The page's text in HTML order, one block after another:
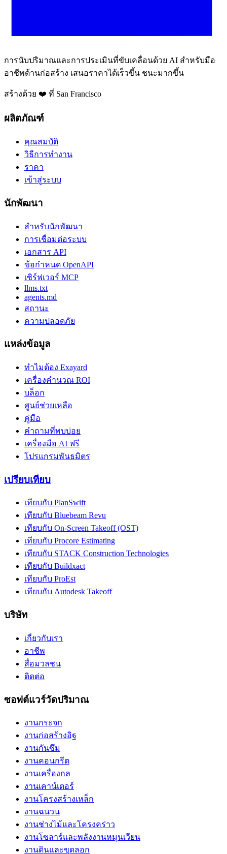
การนับปริมาณและการประเมินที่ขับเคลื่อนด้วย AI สำหรับมือ
อาชีพด้านก่อสร้าง เสนอราคาได้เร็วขึ้น ชนะมากขึ้น
สร้างด้วย ❤️ ที่ San Francisco
ผลิตภัณฑ์
คุณสมบัติ
วิธีการทำงาน
ราคา
เข้าสู่ระบบ
นักพัฒนา
สำหรับนักพัฒนา
การเชื่อมต่อระบบ
เอกสาร API
ข้อกำหนด OpenAPI
เซิร์ฟเวอร์ MCP
llms.txt
agents.md
สถานะ
ความปลอดภัย
แหล่งข้อมูล
ทำไมต้อง Exayard
เครื่องคำนวณ ROI
บล็อก
ศูนย์ช่วยเหลือ
คู่มือ
คำถามที่พบบ่อย
เครื่องมือ AI ฟรี
โปรแกรมพันธมิตร
เปรียบเทียบ
เทียบกับ PlanSwift
เทียบกับ Bluebeam Revu
เทียบกับ On-Screen Takeoff (OST)
เทียบกับ Procore Estimating
เทียบกับ STACK Construction Technologies
เทียบกับ Buildxact
เทียบกับ ProEst
เทียบกับ Autodesk Takeoff
บริษัท
เกี่ยวกับเรา
อาชีพ
สื่อมวลชน
ติดต่อ
ซอฟต์แวร์วัดปริมาณ
งานกระจก
งานก่อสร้างอิฐ
งานกันซึม
งานคอนกรีต
งานเครื่องกล
งานเคาน์เตอร์
งานโครงสร้างเหล็ก
งานฉนวน
งานช่างไม้และโครงคร่าว
งานโซลาร์และพลังงานหมุนเวียน
งานดินและขุดลอก